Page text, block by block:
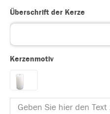
Überschrift der Kerze
Kerzenmotiv